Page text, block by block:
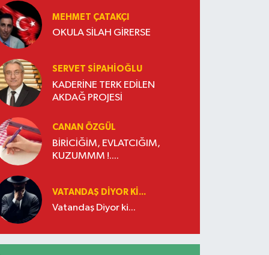
MEHMET ÇATAKÇI
OKULA SİLAH GİRERSE
SERVET SİPAHİOĞLU
KADERİNE TERK EDİLEN
AKDAĞ PROJESİ
CANAN ÖZGÜL
BİRİCİĞİM, EVLATCIĞIM,
KUZUMMM !....
VATANDAŞ DIYOR KI...
Vatandaş Diyor ki...